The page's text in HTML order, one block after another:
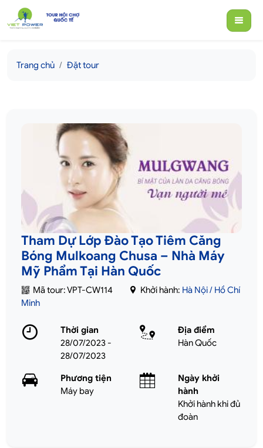
Trang chủ Đặt tour
Tham Dự Lớp Đào Tạo Tiêm Căng
Bóng Mulkoang Chusa – Nhà Máy
Mỹ Phẩm Tại Hàn Quốc
Mã tour: VPT-CW114 Khởi hành: Hà Nội / Hồ Chí
Minh
Thời gian
28/07/2023 -
28/07/2023
Địa điểm
Hàn Quốc
Phương tiện
Máy bay
Ngày khởi
hành
Khởi hành khi đủ
đoàn